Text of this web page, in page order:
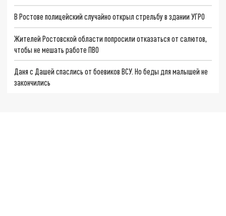
В Ростове полицейский случайно открыл стрельбу в здании УГРО
Жителей Ростовской области попросили отказаться от салютов,
чтобы не мешать работе ПВО
Даня с Дашей спаслись от боевиков ВСУ. Но беды для малышей не
закончились